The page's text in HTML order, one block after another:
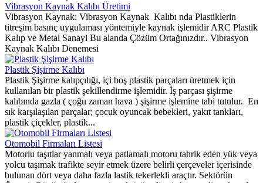
Vibrasyon Kaynak Kalıbı Üretimi
Vibrasyon Kaynak: Vibrasyon Kaynak Kalıbı nda Plastiklerin
titreşim basınç uygulaması yöntemiyle kaynak işlemidir ARC Plastik
Kalıp ve Metal Sanayi Bu alanda Çözüm Ortağınızdır.. Vibrasyon
Kaynak Kalıbı Denemesi
Plastik Şişirme Kalıbı
Plastik Şişirme kalıpçılığı, içi boş plastik parçaları üretmek için
kullanılan bir plastik şekillendirme işlemidir. İş parçası şişirme
kalıbında gazla ( çoğu zaman hava ) şişirme işlemine tabi tutulur. En
sık karşılaşılan parçalar; çocuk oyuncak bebekleri, yakıt tankları,
plastik çiçekler, plastik...
Otomobil Firmaları Listesi
Motorlu taşıtlar yanmalı veya patlamalı motoru tahrik eden yük veya
yolcu taşımak trafikte seyir etmek üzere belirli çerçeveler içerisinde
bulunan dört veya daha fazla lastik tekerlekli araçtır. Sektörün